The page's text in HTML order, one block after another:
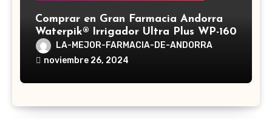
Comprar en Gran Farmacia Andorra
Waterpik® Irrigador Ultra Plus WP-160
LA-MEJOR-FARMACIA-DE-ANDORRA
noviembre 26, 2024